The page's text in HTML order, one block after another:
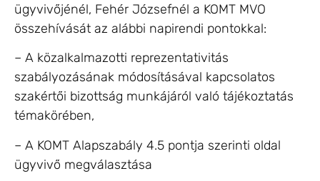
ügyvivőjénél, Fehér Józsefnél a KOMT MVO
összehívását az alábbi napirendi pontokkal:
– A közalkalmazotti reprezentativitás
szabályozásának módosításával kapcsolatos
szakértői bizottság munkájáról való tájékoztatás
témakörében,
– A KOMT Alapszabály 4.5 pontja szerinti oldal
ügyvivő megválasztása